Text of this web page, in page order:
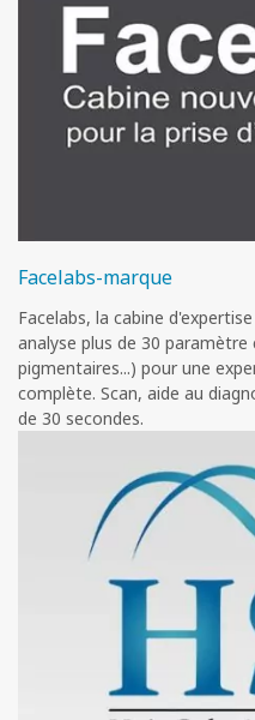
Facelabs-marque
Facelabs, la cabine
analyse plus de 30
pigmentaires...) pour une
complète. Scan, aide au
de 30 secondes.